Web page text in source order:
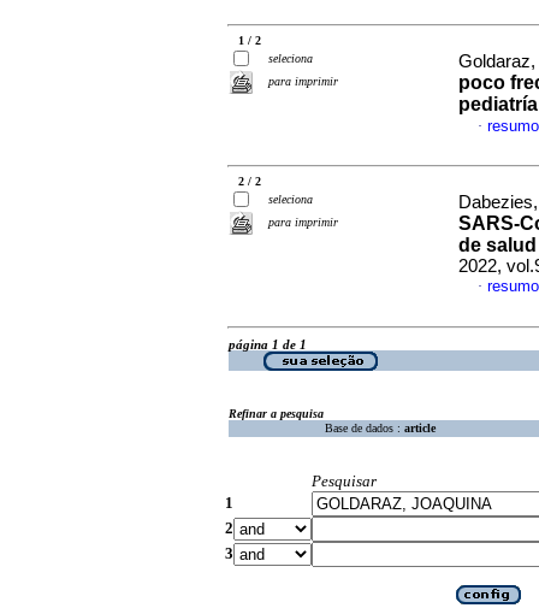
1 / 2
seleciona
para imprimir
poco
·
2 / 2
seleciona
para imprimir
SARS-
de
2022,
·
página 1 de 1
Refinar a pesquisa
Base de dados : article
Pesquisar
1
2
3